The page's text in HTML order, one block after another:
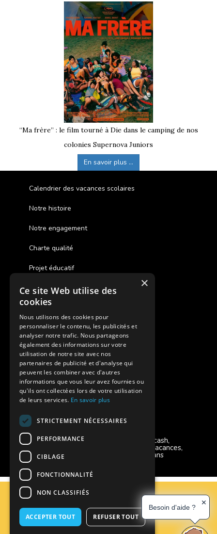
“Ma frère” : le film tourné à Die dans le camping de nos
colonies Supernova Juniors
En savoir plus ...
Calendrier des vacances scolaires
Notre histoire
Notre engagement
Charte qualité
Projet éducatif
Des colonies de vacances inclusives
Assurances annulations
Aides financières pour partir en colonie
Charte de confidentialité
Vacances Adaptées Adulte Supernova
Modes de règlement acceptés
Chèque, Virement, Espèces, Mandats cash,
Bons CAF, Conseil général, Chèques vacances,
Carte bancaire, Prise en charge reçu sans
règlement, Prélèvement, Pass Colo
Plan du site
Espace Professionnels
Besoin d'aide ?
✕
×
Ce site Web utilise des
cookies
Nous utilisons des cookies pour
personnaliser le contenu, les publicités et
analyser notre trafic. Nous partageons
également des informations sur votre
utilisation de notre site avec nos
partenaires de publicité et d'analyse qui
peuvent les combiner avec d'autres
informations que vous leur avez fournies ou
qu'ils ont collectées lors de votre utilisation
de leurs services. En savoir plus
STRICTEMENT NÉCESSAIRES
PERFORMANCE
CIBLAGE
FONCTIONNALITÉ
NON CLASSIFIÉS
ACCEPTER TOUT REFUSER TOUT